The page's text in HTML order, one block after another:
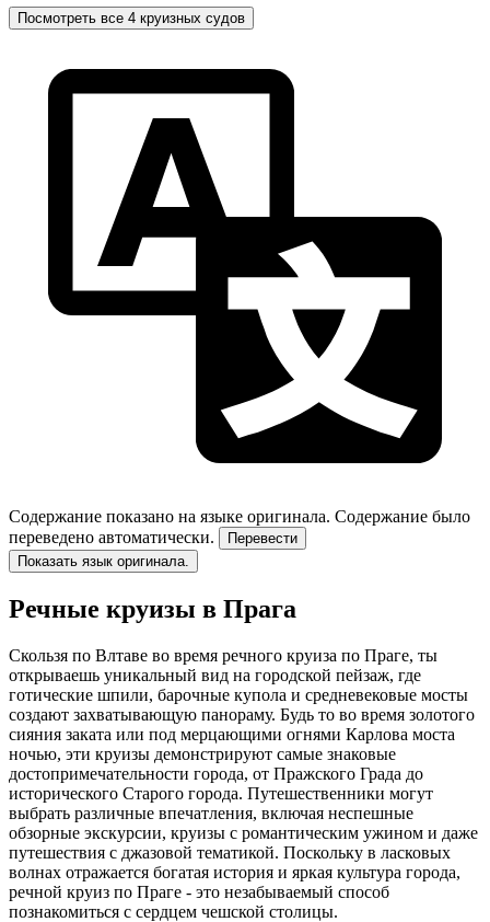
Посмотреть все 4 круизных судов
Содержание показано на языке оригинала. Содержание было
переведено автоматически.
Перевести
Показать язык оригинала.
Речные круизы в Прага
Скользя по Влтаве во время речного круиза по Праге, ты
открываешь уникальный вид на городской пейзаж, где
готические шпили, барочные купола и средневековые мосты
создают захватывающую панораму. Будь то во время золотого
сияния заката или под мерцающими огнями Карлова моста
ночью, эти круизы демонстрируют самые знаковые
достопримечательности города, от Пражского Града до
исторического Старого города. Путешественники могут
выбрать различные впечатления, включая неспешные
обзорные экскурсии, круизы с романтическим ужином и даже
путешествия с джазовой тематикой. Поскольку в ласковых
волнах отражается богатая история и яркая культура города,
речной круиз по Праге - это незабываемый способ
познакомиться с сердцем чешской столицы.